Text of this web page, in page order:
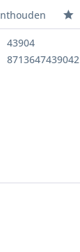
43904
8713647439042